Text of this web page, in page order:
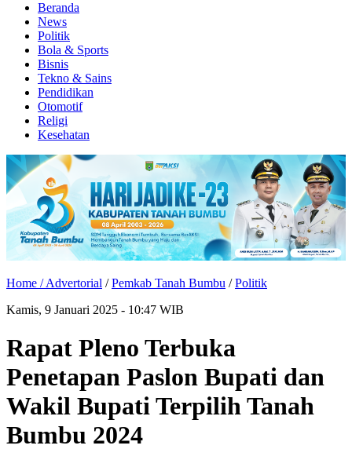
Beranda
News
Politik
Bola & Sports
Bisnis
Tekno & Sains
Pendidikan
Otomotif
Religi
Kesehatan
Home /Advertorial /Pemkab Tanah Bumbu /Politik
Kamis, 9 Januari 2025 - 10:47 WIB
Rapat Pleno Terbuka
Penetapan Paslon Bupati dan
Wakil Bupati Terpilih Tanah
Bumbu 2024